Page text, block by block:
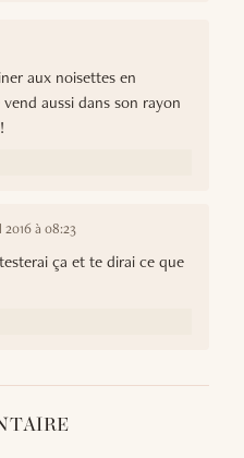
aux noisettes en
aussi dans son rayon
à 08:23
ça et te dirai ce que